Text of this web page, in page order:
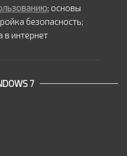
; основы
безопасность;
в интернет
7